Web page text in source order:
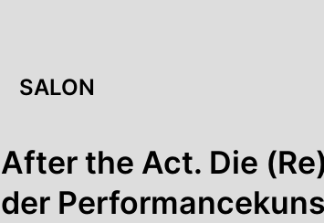
SALON
After the Act. Die
der